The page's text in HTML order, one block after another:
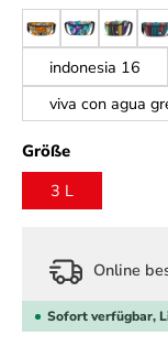
ghana 22ghana 25
indonesia 16
viva con agua
Größeauswählen
3 L
Online
Sofort verfügbar,